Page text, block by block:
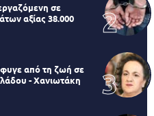
σε
αξίας 38.000
από τη ζωή σε
- Χανιωτάκη